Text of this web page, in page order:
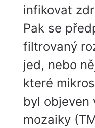
infikovat
Pak se
filtrovaný
jed, nebo
které
byl objeven
mozaiky